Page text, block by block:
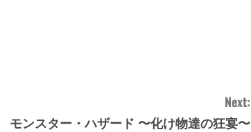
Next:
モンスター・ハザード 〜化け物達の狂宴〜